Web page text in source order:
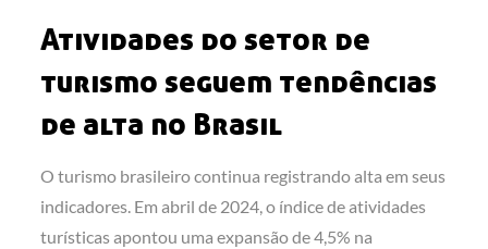
Atividades do setor de
turismo seguem tendências
de alta no Brasil
O turismo brasileiro continua registrando alta em seus
indicadores. Em abril de 2024, o índice de atividades
turísticas apontou uma expansão de 4,5% na